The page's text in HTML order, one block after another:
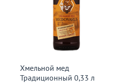
Хмельной мед
Традиционный 0,33 л